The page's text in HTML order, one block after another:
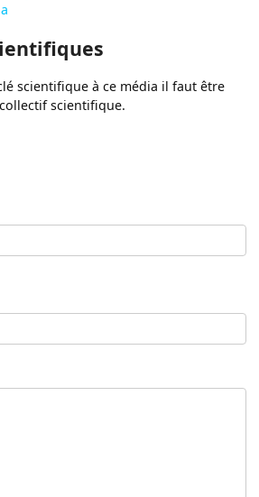
scientifique à ce média il faut être
scientifique.